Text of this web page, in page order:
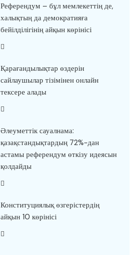
Референдум – бұл мемлекеттің де,
халықтың да демократияға
бейілділігінің айқын көрінісі
Қарағандылықтар өздерін
сайлаушылар тізімінен онлайн
тексере алады
Әлеуметтік сауалнама:
қазақстандықтардың 72%-дан
астамы референдум өткізу идеясын
қолдайды
Конституциялық өзгерістердің
айқын 10 көрінісі